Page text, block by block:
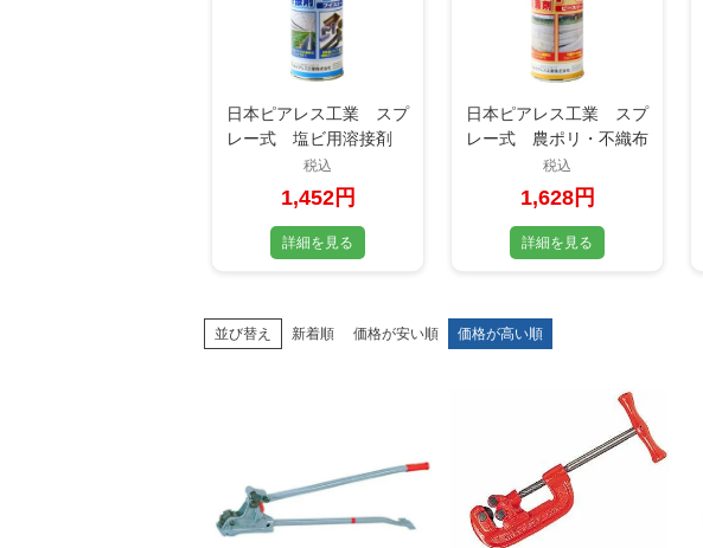
日本ピアレス工業 スプ
レー式 塩ビ用溶接剤
V3 300ml 農ビ・塩ビ
管を強力接着
税込
1,452円
詳細を見る
日本ピアレス工業 スプ
レー式 農ポリ・不織布
用接着剤 P3 300ml
速乾性/強力接着
税込
1,628円
詳細を見る
並び替え 新着順 価格が安い順 価格が高い順